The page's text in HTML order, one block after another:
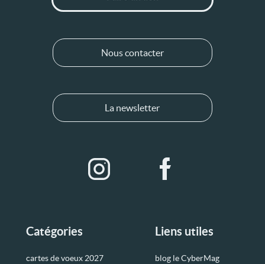
Catégories
cartes de voeux 2027
Liens utiles
blog le CyberMag
Nous contacter
La newsletter